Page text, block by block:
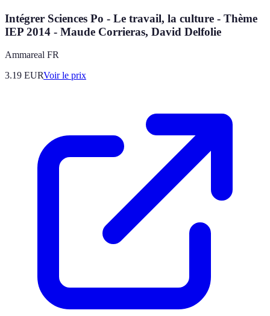
Intégrer Sciences Po - Le travail, la culture - Thème
IEP 2014 - Maude Corrieras, David Delfolie
Ammareal FR
3.19 EURVoir le prix